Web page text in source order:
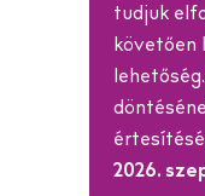
tudjuk
követően
2026.